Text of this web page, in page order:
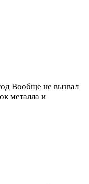
Вообще не вызвал
металла и